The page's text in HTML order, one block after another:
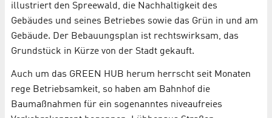
illustriert den Spreewald, die Nachhaltigkeit des
Gebäudes und seines Betriebes sowie das Grün in und am
Gebäude. Der Bebauungsplan ist rechtswirksam, das
Grundstück in Kürze von der Stadt gekauft.
Auch um das GREEN HUB herum herrscht seit Monaten
rege Betriebsamkeit, so haben am Bahnhof die
Baumaßnahmen für ein sogenanntes niveaufreies